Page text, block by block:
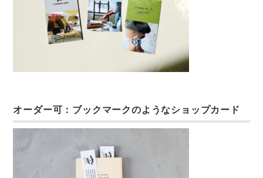
オーダー可：ブックマークのようなショップカード